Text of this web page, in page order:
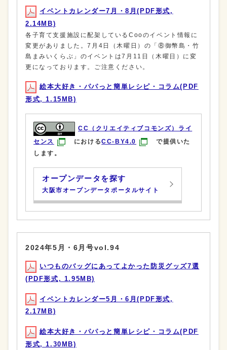
イベントカレンダー7月・8月(PDF形式,
2.14MB)
各子育て支援施設に配架しているCooのイベント情報に
変更がありました。7月4日（木曜日）の「⑧御幣島・竹
島まみいくらぶ」のイベントは7月11日（木曜日）に変
更になっております。ご注意ください。
絵本大好き・パパっと簡単レシピ・コラム(PDF
形式, 1.15MB)
CC（クリエイティブコモンズ）ライ
センス
におけるCC-BY4.0
で提供いた
します。
オープンデータを探す
大阪市オープンデータポータルサイト
2024年5月・6月号vol.94
いつものバッグにあってよかった防災グッズ7選
(PDF形式, 1.95MB)
イベントカレンダー5月・6月(PDF形式,
2.17MB)
絵本大好き・パパっと簡単レシピ・コラム(PDF
形式, 1.30MB)